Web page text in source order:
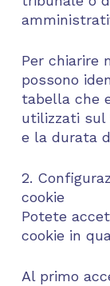
Per chiarire
possono
tabella che
utilizzati sul
e la durata
2.
cookie
Potete
cookie in
Al primo